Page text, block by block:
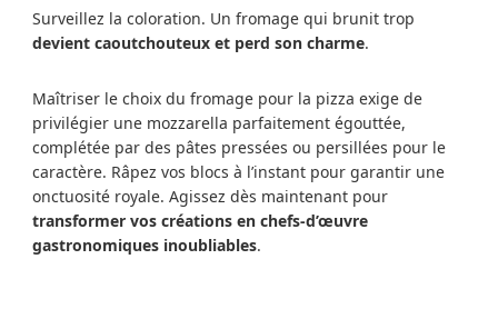
Surveillez la coloration. Un fromage qui brunit trop
devient caoutchouteux et perd son charme.
Maîtriser le choix du fromage pour la pizza exige de
privilégier une mozzarella parfaitement égouttée,
complétée par des pâtes pressées ou persillées pour le
caractère. Râpez vos blocs à l’instant pour garantir une
onctuosité royale. Agissez dès maintenant pour
transformer vos créations en chefs-d’œuvre
gastronomiques inoubliables.